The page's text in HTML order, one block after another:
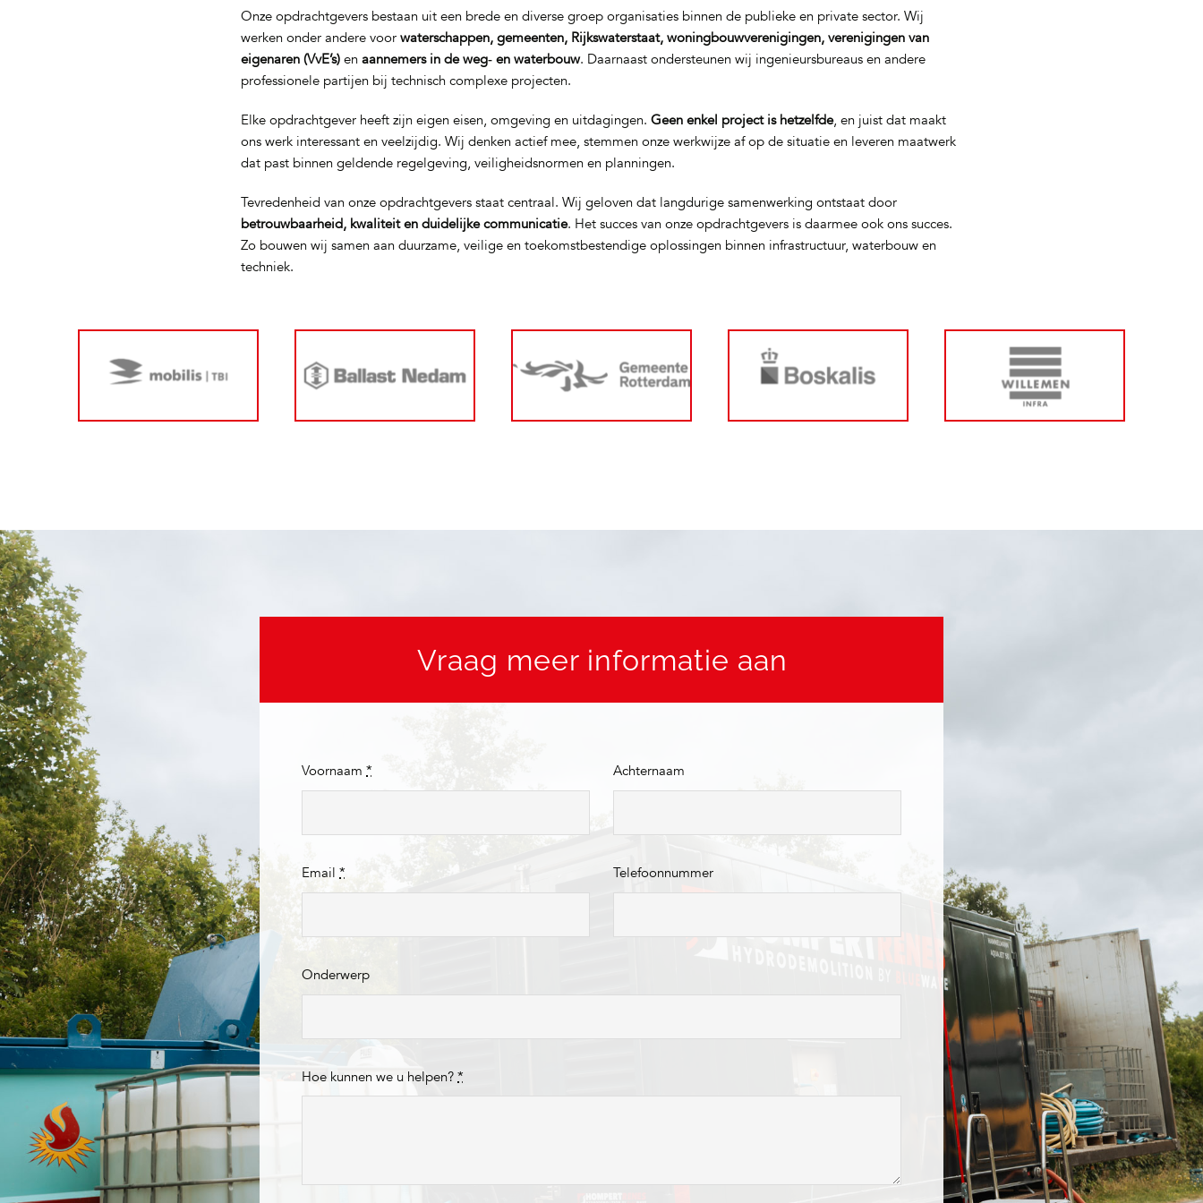
Onze opdrachtgevers bestaan uit een brede en diverse groep organisaties binnen de publieke en private sector. Wij
werken onder andere voorwaterschappen, gemeenten, Rijkswaterstaat, woningbouwverenigingen, verenigingen van
eigenaren (VvE’s) enaannemers in de weg‑ en waterbouw. Daarnaast ondersteunen wij ingenieursbureaus en andere
professionele partijen bij technisch complexe projecten.
Elke opdrachtgever heeft zijn eigen eisen, omgeving en uitdagingen.Geen enkel project is hetzelfde, en juist dat maakt
ons werk interessant en veelzijdig. Wij denken actief mee, stemmen onze werkwijze af op de situatie en leveren maatwerk
dat past binnen geldende regelgeving, veiligheidsnormen en planningen.
Tevredenheid van onze opdrachtgevers staat centraal. Wij geloven dat langdurige samenwerking ontstaat door
betrouwbaarheid, kwaliteit en duidelijke communicatie. Het succes van onze opdrachtgevers is daarmee ook ons succes.
Zo bouwen wij samen aan duurzame, veilige en toekomstbestendige oplossingen binnen infrastructuur, waterbouw en
techniek.
Vraag meer informatie aan
Voornaam*
Email*
Achternaam
Telefoonnummer
Onderwerp
Hoe kunnen we u helpen?*